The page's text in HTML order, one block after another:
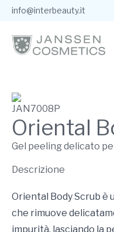
info@interbeauty.it
JAN7008P
Oriental
Gel peeling delicato
Descrizione
Oriental Body Scrub è
che rimuove
impurità, lasciando la